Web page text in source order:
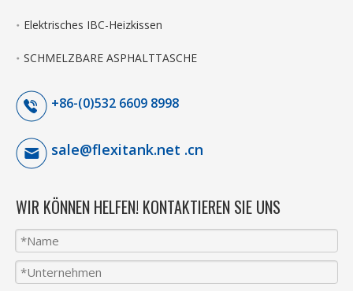
Elektrisches IBC-Heizkissen
SCHMELZBARE ASPHALTTASCHE
+86-(0)532 6609 8998
sale@flexitank.net .cn
WIR KÖNNEN HELFEN! KONTAKTIEREN SIE UNS